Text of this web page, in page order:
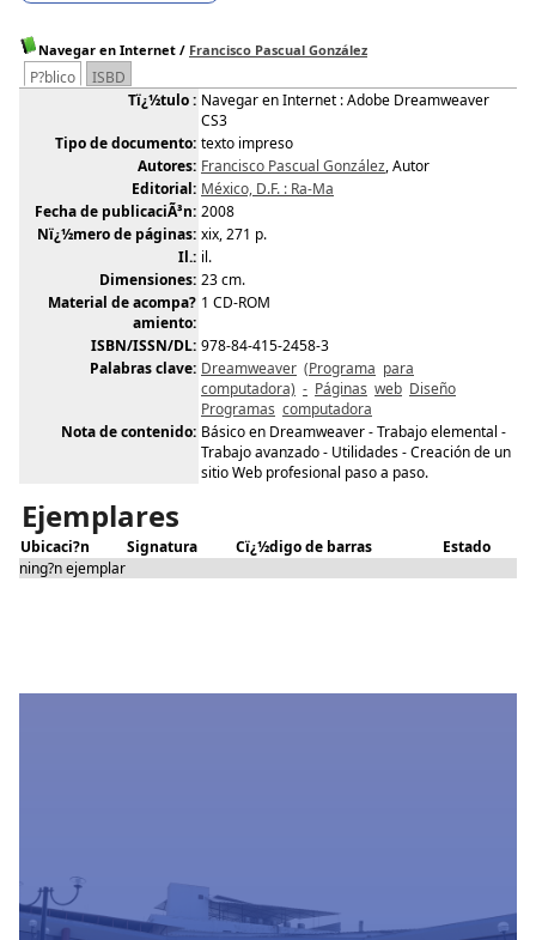
Navegar en Internet / Francisco Pascual González
P?blico
ISBD
Tï¿½tulo : Navegar en Internet : Adobe Dreamweaver
CS3
Tipo de documento: texto impreso
Autores: Francisco Pascual González, Autor
Editorial: México, D.F. : Ra-Ma
Fecha de publicaciÃ³n: 2008
Nï¿½mero de páginas: xix, 271 p.
Il.: il.
Dimensiones: 23 cm.
Material de acompa?
amiento:
1 CD-ROM
ISBN/ISSN/DL: 978-84-415-2458-3
Palabras clave: Dreamweaver (Programa para
computadora) - Páginas web Diseño
Programas computadora
Nota de contenido: Básico en Dreamweaver - Trabajo elemental -
Trabajo avanzado - Utilidades - Creación de un
sitio Web profesional paso a paso.
Ejemplares
Ubicaci?n Signatura Cï¿½digo de barras
Estado
ning?n ejemplar